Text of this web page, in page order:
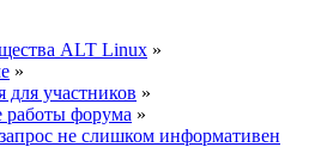
ALT Linux »
»
участников »
форума »
не слишком информативен